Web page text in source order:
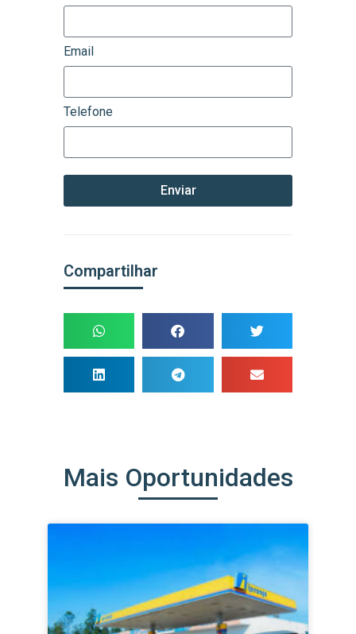
Email
Telefone
Enviar
Compartilhar
Mais Oportunidades